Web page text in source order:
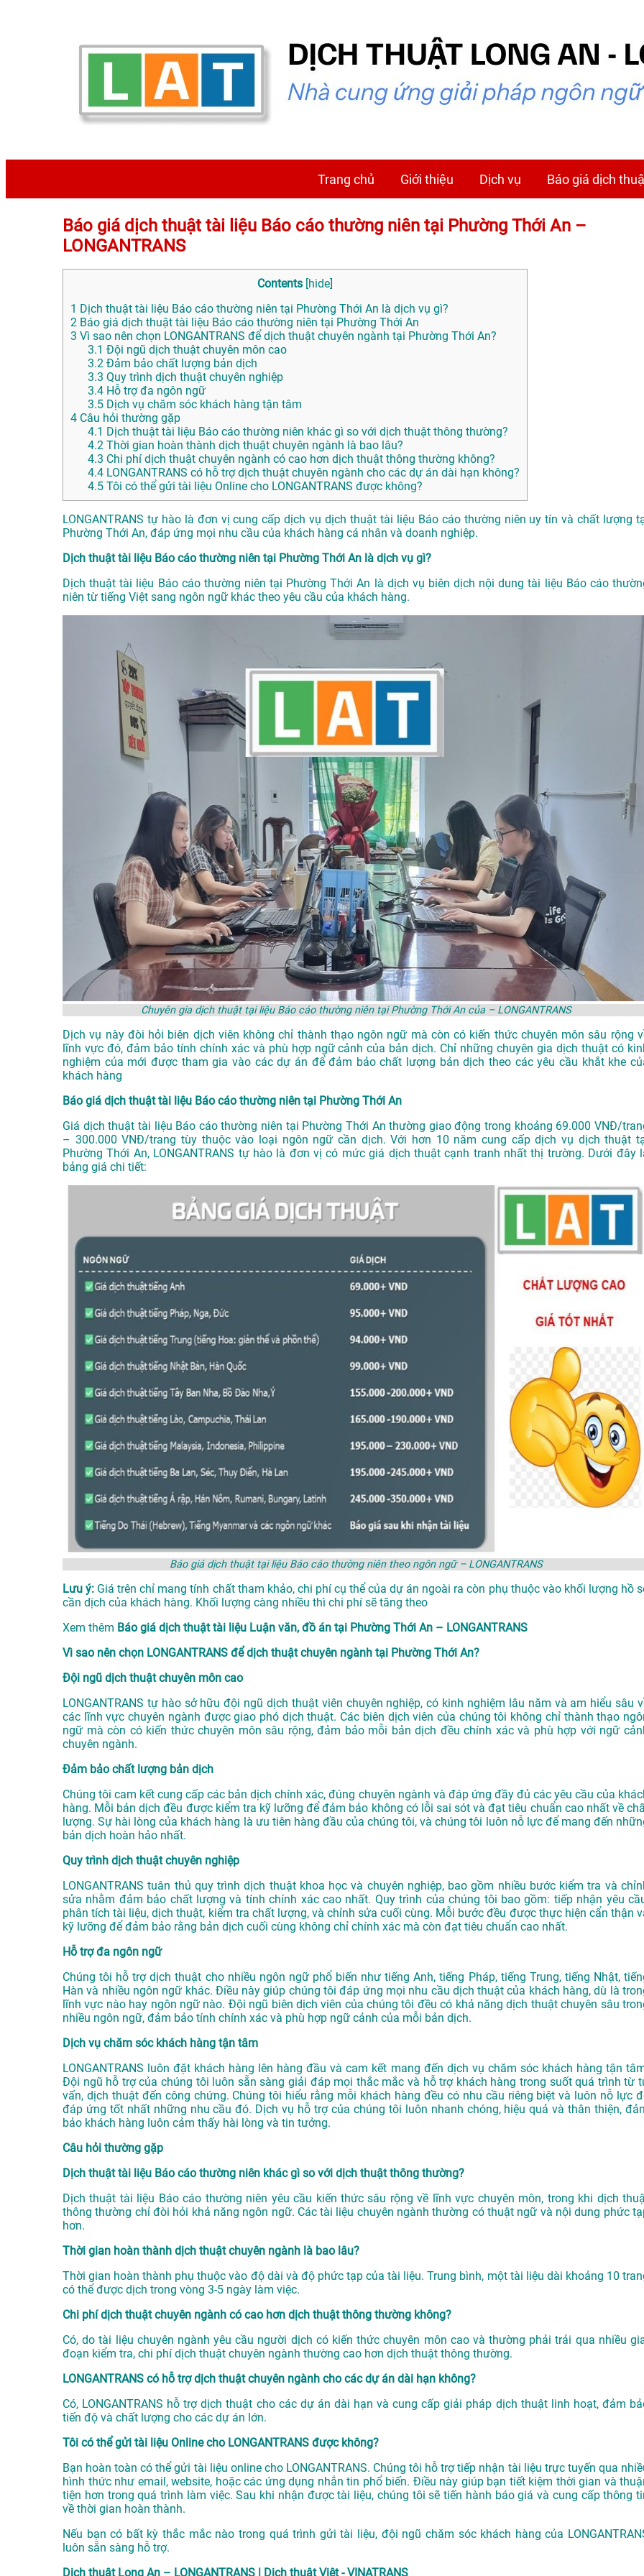
Trang chủ Giới thiệu Dịch vụ Báo giá dịch
Báo giá dịch thuật tài liệu Báo cáo thường niên tại Phường Thới An –
LONGANTRANS
Contents [hide]
1 Dịch thuật tài liệu Báo cáo thường niên tại Phường Thới An là dịch vụ gì?
2 Báo giá dịch thuật tài liệu Báo cáo thường niên tại Phường Thới An
3 Vì sao nên chọn LONGANTRANS để dịch thuật chuyên ngành tại Phường Thới An?
3.1 Đội ngũ dịch thuật chuyên môn cao
3.2 Đảm bảo chất lượng bản dịch
3.3 Quy trình dịch thuật chuyên nghiệp
3.4 Hỗ trợ đa ngôn ngữ
3.5 Dịch vụ chăm sóc khách hàng tận tâm
4 Câu hỏi thường gặp
4.1 Dịch thuật tài liệu Báo cáo thường niên khác gì so với dịch thuật thông thường?
4.2 Thời gian hoàn thành dịch thuật chuyên ngành là bao lâu?
4.3 Chi phí dịch thuật chuyên ngành có cao hơn dịch thuật thông thường không?
4.4 LONGANTRANS có hỗ trợ dịch thuật chuyên ngành cho các dự án dài hạn không?
4.5 Tôi có thể gửi tài liệu Online cho LONGANTRANS được không?
LONGANTRANS tự hào là đơn vị cung cấp dịch vụ dịch thuật tài liệu Báo cáo thường niên uy tín và chất lượng
Phường Thới An, đáp ứng mọi nhu cầu của khách hàng cá nhân và doanh nghiệp.
Dịch thuật tài liệu Báo cáo thường niên tại Phường Thới An là dịch vụ gì?
Dịch thuật tài liệu Báo cáo thường niên tại Phường Thới An là dịch vụ biên dịch nội dung tài liệu Báo cáo
niên từ tiếng Việt sang ngôn ngữ khác theo yêu cầu của khách hàng.
Chuyên gia dịch thuật tại liệu Báo cáo thường niên tại Phường Thới An của – LONGANTRANS
Dịch vụ này đòi hỏi biên dịch viên không chỉ thành thạo ngôn ngữ mà còn có kiến thức chuyên môn sâu rộng
lĩnh vực đó, đảm bảo tính chính xác và phù hợp ngữ cảnh của bản dịch. Chỉ những chuyên gia dịch thuật có
nghiệm của mới được tham gia vào các dự án để đảm bảo chất lượng bản dịch theo các yêu cầu khắt khe
khách hàng
Báo giá dịch thuật tài liệu Báo cáo thường niên tại Phường Thới An
Giá dịch thuật tài liệu Báo cáo thường niên tại Phường Thới An thường giao động trong khoảng 69.000 VNĐ/
– 300.000 VNĐ/trang tùy thuộc vào loại ngôn ngữ cần dịch. Với hơn 10 năm cung cấp dịch vụ dịch thuật
Phường Thới An, LONGANTRANS tự hào là đơn vị có mức giá dịch thuật cạnh tranh nhất thị trường. Dưới đây
bảng giá chi tiết:
Báo giá dịch thuật tại liệu Báo cáo thường niên theo ngôn ngữ – LONGANTRANS
Lưu ý: Giá trên chỉ mang tính chất tham khảo, chi phí cụ thể của dự án ngoài ra còn phụ thuộc vào khối lượng hồ
cần dịch của khách hàng. Khối lượng càng nhiều thì chi phí sẽ tăng theo
Xem thêm Báo giá dịch thuật tài liệu Luận văn, đồ án tại Phường Thới An – LONGANTRANS
Vì sao nên chọn LONGANTRANS để dịch thuật chuyên ngành tại Phường Thới An?
Đội ngũ dịch thuật chuyên môn cao
LONGANTRANS tự hào sở hữu đội ngũ dịch thuật viên chuyên nghiệp, có kinh nghiệm lâu năm và am hiểu sâu
các lĩnh vực chuyên ngành được giao phó dịch thuật. Các biên dịch viên của chúng tôi không chỉ thành thạo
ngữ mà còn có kiến thức chuyên môn sâu rộng, đảm bảo mỗi bản dịch đều chính xác và phù hợp với ngữ
chuyên ngành.
Đảm bảo chất lượng bản dịch
Chúng tôi cam kết cung cấp các bản dịch chính xác, đúng chuyên ngành và đáp ứng đầy đủ các yêu cầu của
hàng. Mỗi bản dịch đều được kiểm tra kỹ lưỡng để đảm bảo không có lỗi sai sót và đạt tiêu chuẩn cao nhất về
lượng. Sự hài lòng của khách hàng là ưu tiên hàng đầu của chúng tôi, và chúng tôi luôn nỗ lực để mang đến
bản dịch hoàn hảo nhất.
Quy trình dịch thuật chuyên nghiệp
LONGANTRANS tuân thủ quy trình dịch thuật khoa học và chuyên nghiệp, bao gồm nhiều bước kiểm tra và
sửa nhằm đảm bảo chất lượng và tính chính xác cao nhất. Quy trình của chúng tôi bao gồm: tiếp nhận yêu
phân tích tài liệu, dịch thuật, kiểm tra chất lượng, và chỉnh sửa cuối cùng. Mỗi bước đều được thực hiện cẩn thận
kỹ lưỡng để đảm bảo rằng bản dịch cuối cùng không chỉ chính xác mà còn đạt tiêu chuẩn cao nhất.
Hỗ trợ đa ngôn ngữ
Chúng tôi hỗ trợ dịch thuật cho nhiều ngôn ngữ phổ biến như tiếng Anh, tiếng Pháp, tiếng Trung, tiếng Nhật,
Hàn và nhiều ngôn ngữ khác. Điều này giúp chúng tôi đáp ứng mọi nhu cầu dịch thuật của khách hàng, dù là
lĩnh vực nào hay ngôn ngữ nào. Đội ngũ biên dịch viên của chúng tôi đều có khả năng dịch thuật chuyên sâu
nhiều ngôn ngữ, đảm bảo tính chính xác và phù hợp ngữ cảnh của mỗi bản dịch.
Dịch vụ chăm sóc khách hàng tận tâm
LONGANTRANS luôn đặt khách hàng lên hàng đầu và cam kết mang đến dịch vụ chăm sóc khách hàng tận
Đội ngũ hỗ trợ của chúng tôi luôn sẵn sàng giải đáp mọi thắc mắc và hỗ trợ khách hàng trong suốt quá trình từ
vấn, dịch thuật đến công chứng. Chúng tôi hiểu rằng mỗi khách hàng đều có nhu cầu riêng biệt và luôn nỗ lực
đáp ứng tốt nhất những nhu cầu đó. Dịch vụ hỗ trợ của chúng tôi luôn nhanh chóng, hiệu quả và thân thiện,
bảo khách hàng luôn cảm thấy hài lòng và tin tưởng.
Câu hỏi thường gặp
Dịch thuật tài liệu Báo cáo thường niên khác gì so với dịch thuật thông thường?
Dịch thuật tài liệu Báo cáo thường niên yêu cầu kiến thức sâu rộng về lĩnh vực chuyên môn, trong khi dịch
thông thường chỉ đòi hỏi khả năng ngôn ngữ. Các tài liệu chuyên ngành thường có thuật ngữ và nội dung phức
hơn.
Thời gian hoàn thành dịch thuật chuyên ngành là bao lâu?
Thời gian hoàn thành phụ thuộc vào độ dài và độ phức tạp của tài liệu. Trung bình, một tài liệu dài khoảng 10
có thể được dịch trong vòng 3-5 ngày làm việc.
Chi phí dịch thuật chuyên ngành có cao hơn dịch thuật thông thường không?
Có, do tài liệu chuyên ngành yêu cầu người dịch có kiến thức chuyên môn cao và thường phải trải qua nhiều
đoạn kiểm tra, chi phí dịch thuật chuyên ngành thường cao hơn dịch thuật thông thường.
LONGANTRANS có hỗ trợ dịch thuật chuyên ngành cho các dự án dài hạn không?
Có, LONGANTRANS hỗ trợ dịch thuật cho các dự án dài hạn và cung cấp giải pháp dịch thuật linh hoạt, đảm
tiến độ và chất lượng cho các dự án lớn.
Tôi có thể gửi tài liệu Online cho LONGANTRANS được không?
Bạn hoàn toàn có thể gửi tài liệu online cho LONGANTRANS. Chúng tôi hỗ trợ tiếp nhận tài liệu trực tuyến qua
hình thức như email, website, hoặc các ứng dụng nhắn tin phổ biến. Điều này giúp bạn tiết kiệm thời gian và
tiện hơn trong quá trình làm việc. Sau khi nhận được tài liệu, chúng tôi sẽ tiến hành báo giá và cung cấp thông
về thời gian hoàn thành.
Nếu bạn có bất kỳ thắc mắc nào trong quá trình gửi tài liệu, đội ngũ chăm sóc khách hàng của
luôn sẵn sàng hỗ trợ.
Dịch thuật Long An – LONGANTRANS | Dịch thuật Việt - VINATRANS